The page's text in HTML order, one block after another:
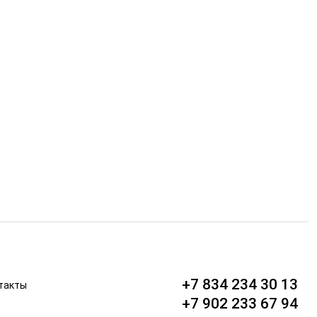
+7 834 234 30 13
+7 902 233 67 94